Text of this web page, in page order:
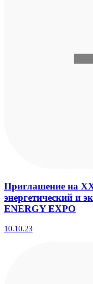
Приглашение на
энергетический и
ENERGY EXPO
10.10.23